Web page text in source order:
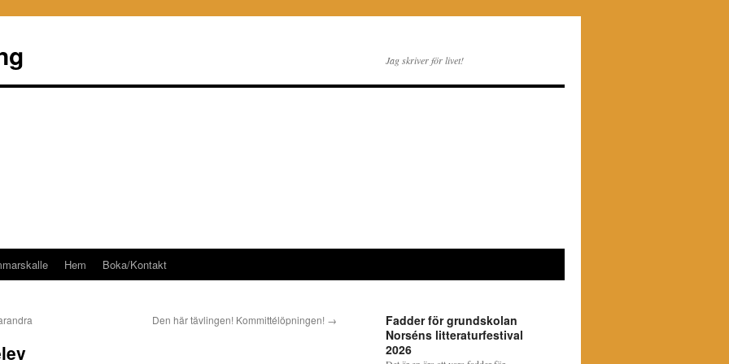
Jag skriver för livet!
Hem Boka/Kontakt
Den här tävlingen! Kommittélöpningen! →
Fadder för grundskolan
Norséns litteraturfestival
2026